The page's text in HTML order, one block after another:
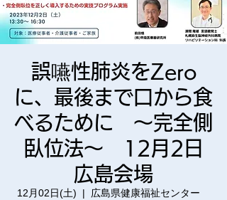
誤嚥性肺炎をZero
に、最後まで口から食
べるために ～完全側
臥位法～ 12月2日
広島会場
12月02日(土)
  |
広島県健康福祉センター